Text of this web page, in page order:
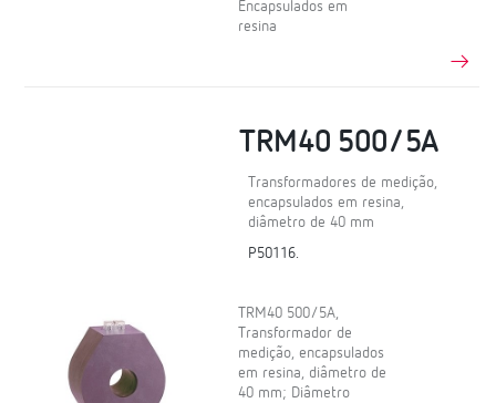
Encapsulados em
resina
TRM40 500/5A
Transformadores de medição,
encapsulados em resina,
diâmetro de 40 mm
P50116.
TRM40 500/5A,
Transformador de
medição, encapsulados
em resina, diâmetro de
40 mm; Diâmetro